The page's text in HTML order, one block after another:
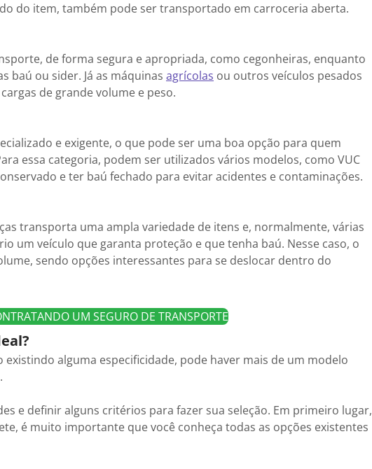
do item, também pode ser transportado em carroceria aberta.
de forma segura e apropriada, como cegonheiras, enquanto
baú ou sider. Já as máquinas agrícolas ou outros veículos pesados
de grande volume e peso.
e exigente, o que pode ser uma boa opção para quem
essa categoria, podem ser utilizados vários modelos, como VUC
e ter baú fechado para evitar acidentes e contaminações.
transporta uma ampla variedade de itens e, normalmente, várias
um veículo que garanta proteção e que tenha baú. Nesse caso, o
sendo opções interessantes para se deslocar dentro do
UM SEGURO DE TRANSPORTE
alguma especificidade, pode haver mais de um modelo
e definir alguns critérios para fazer sua seleção. Em primeiro lugar,
é muito importante que você conheça todas as opções existentes